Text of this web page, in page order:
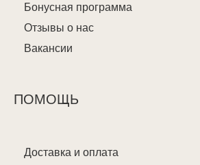
Бонусная программа
Отзывы о нас
Вакансии
ПОМОЩЬ
Доставка и оплата